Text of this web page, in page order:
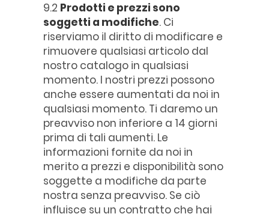
9.2 Prodotti e prezzi sono
soggetti a modifiche. Ci
riserviamo il diritto di modificare e
rimuovere qualsiasi articolo dal
nostro catalogo in qualsiasi
momento. I nostri prezzi possono
anche essere aumentati da noi in
qualsiasi momento. Ti daremo un
preavviso non inferiore a 14 giorni
prima di tali aumenti. Le
informazioni fornite da noi in
merito a prezzi e disponibilità sono
soggette a modifiche da parte
nostra senza preavviso. Se ciò
influisce su un contratto che hai